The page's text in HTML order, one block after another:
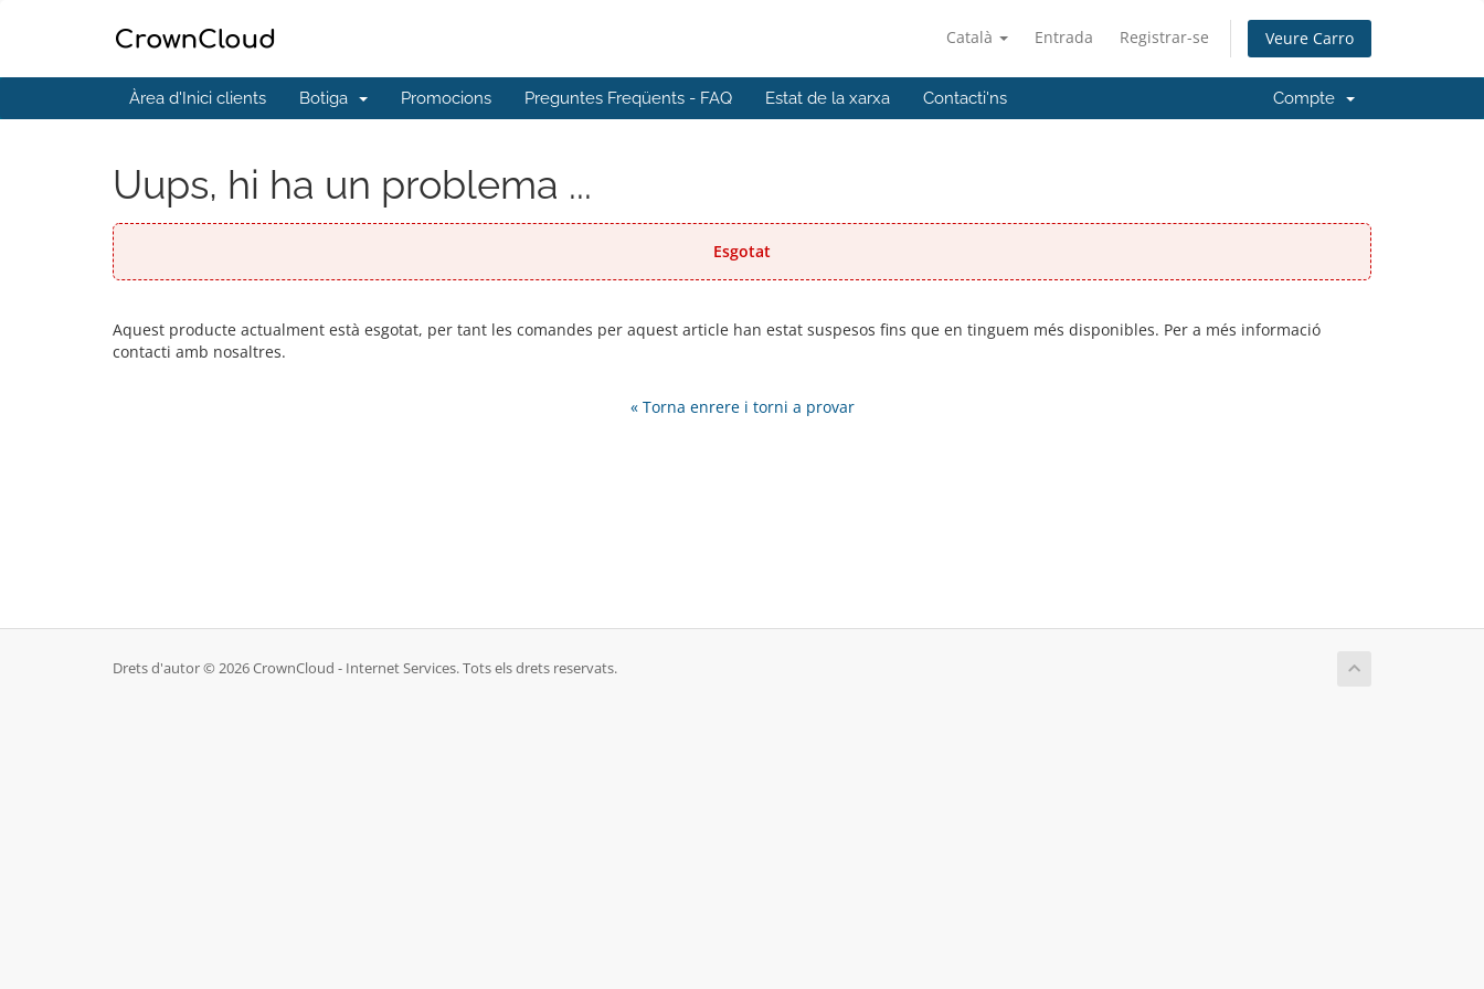
Català Entrada Registrar-se Veure Carro
Àrea d'Inici clients Botiga Promocions Preguntes Freqüents - FAQ Estat de la xarxa Contacti'ns Compte
Uups, hi ha un problema ...
Esgotat
Aquest producte actualment està esgotat, per tant les comandes per aquest article han estat suspesos fins que en tinguem més disponibles. Per a més informació
contacti amb nosaltres.
« Torna enrere i torni a provar
Drets d'autor © 2026 CrownCloud - Internet Services. Tots els drets reservats.